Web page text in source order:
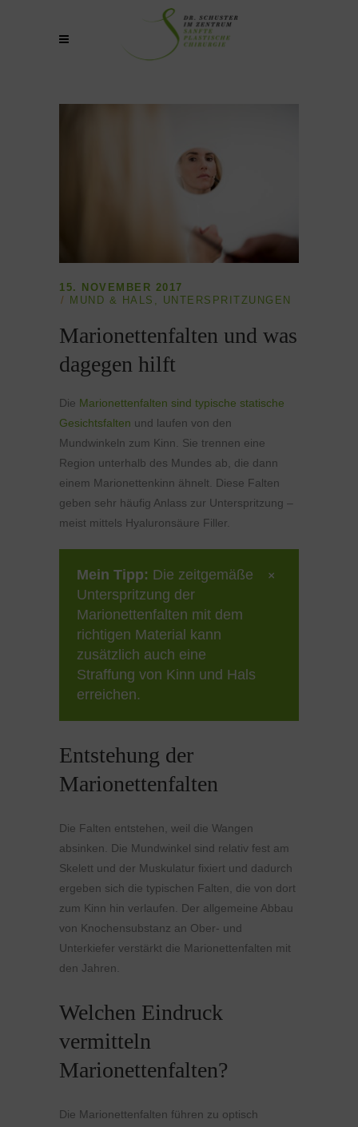
15. NOVEMBER 2017
MUND & HALS , UNTERSPRITZUNGEN
Marionettenfalten und was
dagegen hilft
Die Marionettenfalten sind typische statische
Gesichtsfalten und laufen von den
Mundwinkeln zum Kinn. Sie trennen eine
Region unterhalb des Mundes ab, die dann
einem Marionettenkinn ähnelt. Diese Falten
geben sehr häufig Anlass zur Unterspritzung –
meist mittels Hyaluronsäure Filler.
Mein Tipp: Die zeitgemäße
Unterspritzung der
Marionettenfalten mit dem
richtigen Material kann
zusätzlich auch eine
Straffung von Kinn und Hals
erreichen.
Entstehung der
Marionettenfalten
Die Falten entstehen, weil die Wangen
absinken. Die Mundwinkel sind relativ fest am
Skelett und der Muskulatur fixiert und dadurch
ergeben sich die typischen Falten, die von dort
zum Kinn hin verlaufen. Der allgemeine Abbau
von Knochensubstanz an Ober- und
Unterkiefer verstärkt die Marionettenfalten mit
den Jahren.
Welchen Eindruck
vermitteln
Marionettenfalten?
Die Marionettenfalten führen zu optisch